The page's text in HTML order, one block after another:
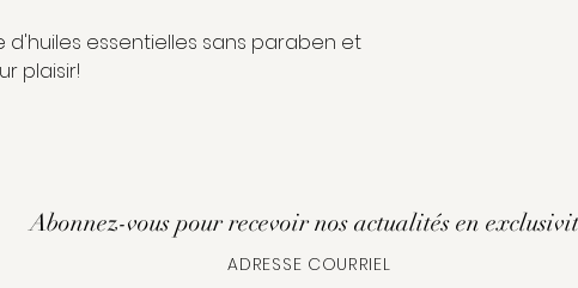
d'huiles essentielles sans paraben et
plaisir!
Abonnez-vous pour recevoir nos actualités en
ADRESSE COURRIEL